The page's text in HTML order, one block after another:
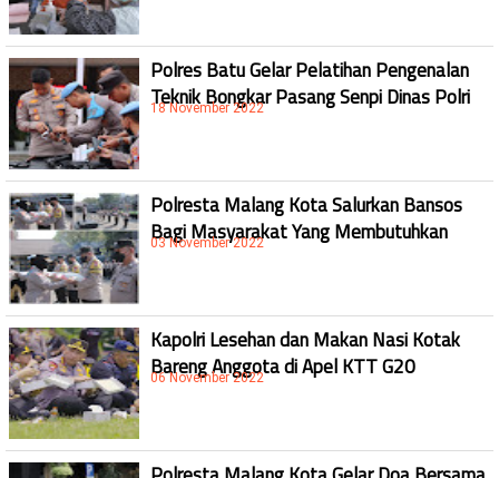
Polres Batu Gelar Pelatihan Pengenalan
Teknik Bongkar Pasang Senpi Dinas Polri
18 November 2022
Polresta Malang Kota Salurkan Bansos
Bagi Masyarakat Yang Membutuhkan
03 November 2022
Kapolri Lesehan dan Makan Nasi Kotak
Bareng Anggota di Apel KTT G20
06 November 2022